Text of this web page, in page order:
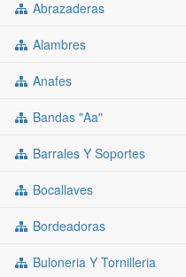
Abrazaderas
Alambres
Anafes
Bandas "aa"
Barrales Y Soportes
Bocallaves
Bordeadoras
Buloneria Y Tornilleria